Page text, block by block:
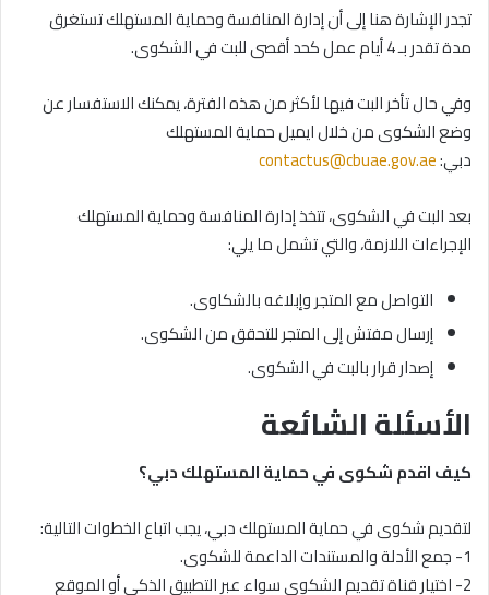
تجدر الإشارة هنا إلى أن إدارة المنافسة وحماية المستهلك تستغرق
مدة تقدر بـ 4 أيام عمل كحد أقصى للبت في الشكوى.
وفي حال تأخر البت فيها لأكثر من هذه الفترة، يمكنك الاستفسار عن
وضع الشكوى من خلال ايميل حماية المستهلك
دبي:contactus@cbuae.gov.ae
بعد البت في الشكوى، تتخذ إدارة المنافسة وحماية المستهلك
الإجراءات اللازمة، والتي تشمل ما يلي:
التواصل مع المتجر وإبلاغه بالشكاوى.
إرسال مفتش إلى المتجر للتحقق من الشكوى.
إصدار قرار بالبت في الشكوى.
الأسئلة الشائعة
كيف اقدم شكوى في حماية المستهلك دبي؟
لتقديم شكوى في حماية المستهلك دبي، يجب اتباع الخطوات التالية:
1- جمع الأدلة والمستندات الداعمة للشكوى.
2- اختيار قناة تقديم الشكوى سواء عبر التطبيق الذكي أو الموقع